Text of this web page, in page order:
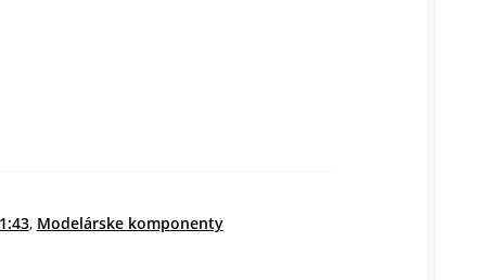
, Modelárske komponenty